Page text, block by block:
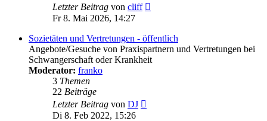
Letzter Beitrag von cliff
Fr 8. Mai 2026, 14:27
Sozietäten und Vertretungen - öffentlich
Angebote/Gesuche von Praxispartnern und Vertretungen bei
Schwangerschaft oder Krankheit
Moderator: franko
3 Themen
22 Beiträge
Letzter Beitrag von DJ
Di 8. Feb 2022, 15:26